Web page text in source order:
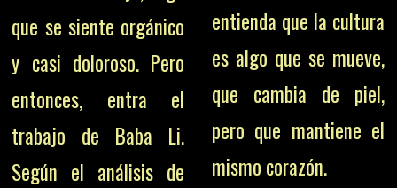
que se siente orgánico
y casi doloroso. Pero
entonces, entra el
trabajo de Baba Li.
Según el análisis de
entienda que la cultura
es algo que se mueve,
que cambia de piel,
pero que mantiene el
mismo corazón.